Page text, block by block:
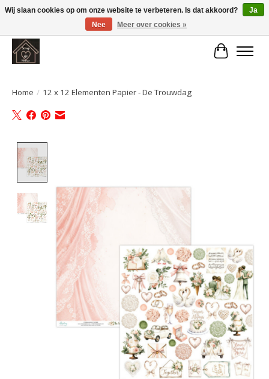
Large selection of products and fast shipping!
Home / 12 x 12 Elementen Papier - De Trouwdag
Wij slaan cookies op om onze website te verbeteren. Is dat akkoord?
Ja
Nee
Meer over cookies »